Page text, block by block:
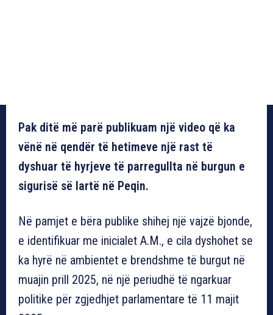
Pak ditë më parë publikuam një video që ka
vënë në qendër të hetimeve një rast të
dyshuar të hyrjeve të parregullta në burgun e
sigurisë së lartë në Peqin.
Në pamjet e bëra publike shihej një vajzë bjonde,
e identifikuar me inicialet A.M., e cila dyshohet se
ka hyrë në ambientet e brendshme të burgut në
muajin prill 2025, në një periudhë të ngarkuar
politike për zgjedhjet parlamentare të 11 majit